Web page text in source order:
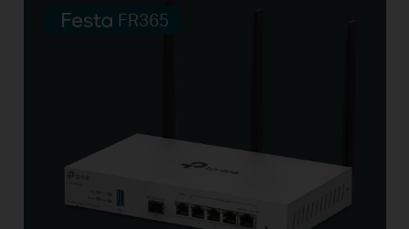
FR365